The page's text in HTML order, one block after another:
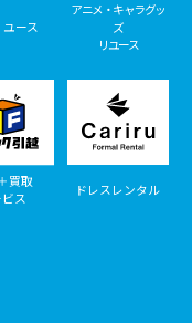
ース
アニメ・キャラグッ
ズ
リユース
買取
ス
ドレスレンタル